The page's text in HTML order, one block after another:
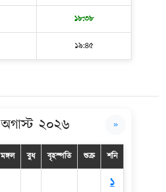
১৮:৩৮
১৯:৪৫
অগাস্ট ২০২৬ »
মঙ্গল বুধ বৃহস্পতি শুক্র শনি
১